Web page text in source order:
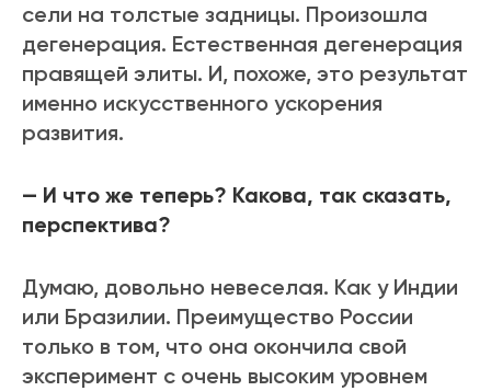
сели на толстые задницы. Произошла
дегенерация. Естественная дегенерация
правящей элиты. И, похоже, это результат
именно искусственного ускорения
развития.
— И что же теперь? Какова, так сказать,
перспектива?
Думаю, довольно невеселая. Как у Индии
или Бразилии. Преимущество России
только в том, что она окончила свой
эксперимент с очень высоким уровнем